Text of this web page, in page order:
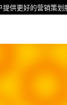
供更好的营销策划